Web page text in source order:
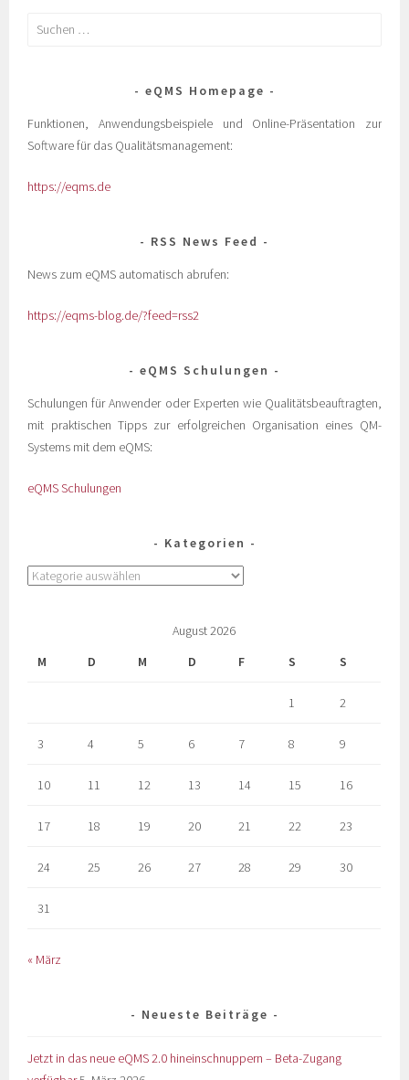
eQMS Homepage
Funktionen, Anwendungsbeispiele und Online-Präsentation zur
Software für das Qualitätsmanagement:
https://eqms.de
RSS News Feed
News zum eQMS automatisch abrufen:
https://eqms-blog.de/?feed=rss2
eQMS Schulungen
Schulungen für Anwender oder Experten wie Qualitätsbeauftragten,
mit praktischen Tipps zur erfolgreichen Organisation eines QM-
Systems mit dem eQMS:
eQMS Schulungen
Kategorien
August 2026
M
D M D F S S
1 2
3 4 5 6 7 8 9
10 11 12 13 14 15 16
17 18 19 20 21 22 23
24 25 26 27 28 29 30
31
« März
Neueste Beiträge
Jetzt in das neue eQMS 2.0 hineinschnuppern – Beta-Zugang